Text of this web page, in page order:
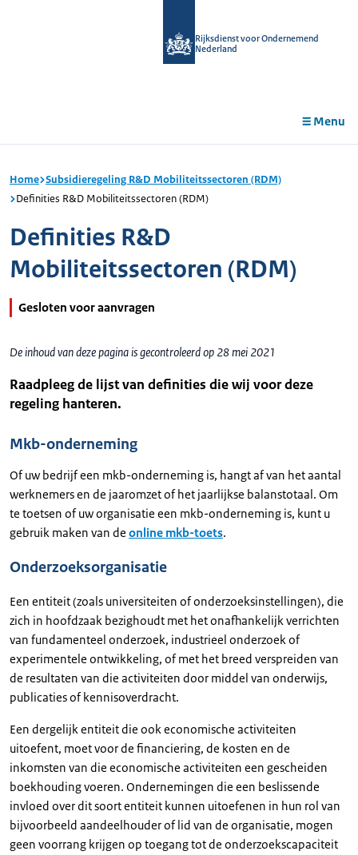
Rijksdienst voor Ondernemend
Nederland
Menu
Home Subsidieregeling R&D Mobiliteitssectoren (RDM)
Definities R&D Mobiliteitssectoren (RDM)
Definities R&D
Mobiliteitssectoren (RDM)
Gesloten voor aanvragen
De inhoud van deze pagina is gecontroleerd op 28 mei 2021
Raadpleeg de lijst van definities die wij voor deze
regeling hanteren.
Mkb-onderneming
Of uw bedrijf een mkb-onderneming is, hangt af van het aantal
werknemers en de jaaromzet of het jaarlijkse balanstotaal. Om
te toetsen of uw organisatie een mkb-onderneming is, kunt u
gebruik maken van de online mkb-toets.
Onderzoeksorganisatie
Een entiteit (zoals universiteiten of onderzoeksinstellingen), die
zich in hoofdzaak bezighoudt met het onafhankelijk verrichten
van fundamenteel onderzoek, industrieel onderzoek of
experimentele ontwikkeling, of met het breed verspreiden van
de resultaten van die activiteiten door middel van onderwijs,
publicaties of kennisoverdracht.
Een dergelijk entiteit die ook economische activiteiten
uitoefent, moet voor de financiering, de kosten en de
inkomsten van die economische activiteiten een gescheiden
boekhouding voeren. Ondernemingen die een beslissende
invloed over dit soort entiteit kunnen uitoefenen in hun rol van
bijvoorbeeld aandeelhouder of lid van de organisatie, mogen
geen voorrang krijgen op toegang tot de onderzoekscapaciteit